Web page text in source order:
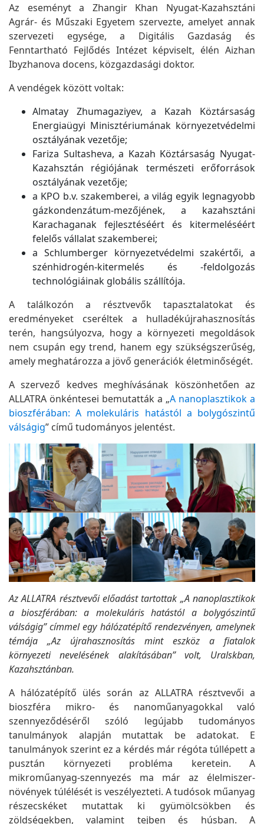
Az eseményt a Zhangir Khan Nyugat-Kazahsztáni
Agrár- és Műszaki Egyetem szervezte, amelyet annak
szervezeti egysége, a Digitális Gazdaság és
Fenntartható Fejlődés Intézet képviselt, élén Aizhan
Ibyzhanova docens, közgazdasági doktor.
A vendégek között voltak:
Almatay Zhumagaziyev, a Kazah Köztársaság
Energiaügyi Minisztériumának környezetvédelmi
osztályának vezetője;
Fariza Sultasheva, a Kazah Köztársaság Nyugat-
Kazahsztán régiójának természeti erőforrások
osztályának vezetője;
a KPO b.v. szakemberei, a világ egyik legnagyobb
gázkondenzátum-mezőjének, a kazahsztáni
Karachaganak fejlesztéséért és kitermeléséért
felelős vállalat szakemberei;
a Schlumberger környezetvédelmi szakértői, a
szénhidrogén-kitermelés és -feldolgozás
technológiáinak globális szállítója.
A találkozón a résztvevők tapasztalatokat és
eredményeket cseréltek a hulladékújrahasznosítás
terén, hangsúlyozva, hogy a környezeti megoldások
nem csupán egy trend, hanem egy szükségszerűség,
amely meghatározza a jövő generációk életminőségét.
A szervező kedves meghívásának köszönhetően az
ALLATRA önkéntesei bemutatták a „A nanoplasztikok a
bioszférában: A molekuláris hatástól a bolygószintű
válságig” című tudományos jelentést.
Az ALLATRA résztvevői előadást tartottak „A nanoplasztikok
a bioszférában: a molekuláris hatástól a bolygószintű
válságig” címmel egy hálózatépítő rendezvényen, amelynek
témája „Az újrahasznosítás mint eszköz a fiatalok
környezeti nevelésének alakításában” volt, Uralskban,
Kazahsztánban.
A hálózatépítő ülés során az ALLATRA résztvevői a
bioszféra mikro- és nanoműanyagokkal való
szennyeződéséről szóló legújabb tudományos
tanulmányok alapján mutattak be adatokat. E
tanulmányok szerint ez a kérdés már régóta túllépett a
pusztán környezeti probléma keretein. A
mikroműanyag-szennyezés ma már az élelmiszer-
növények túlélését is veszélyezteti. A tudósok műanyag
részecskéket mutattak ki gyümölcsökben és
zöldségekben, valamint tejben és húsban. A